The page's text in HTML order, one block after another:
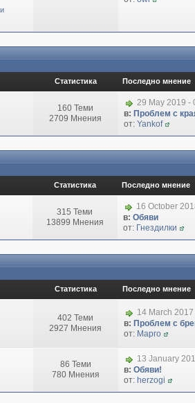
Статистика Последно мнение
160 Теми
2709 Мнения
29 May 2019 -
в: Проблем с
от: Yankof
Статистика Последно мнение
315 Теми
13899 Мнения
16 October
в: Обяви
от: Гнездилки
Статистика Последно мнение
402 Теми
2927 Мнения
14 March 2017
в: Проблем с
от: Марго
86 Теми
780 Мнения
13 January
в: Обяви!
от: herzogi